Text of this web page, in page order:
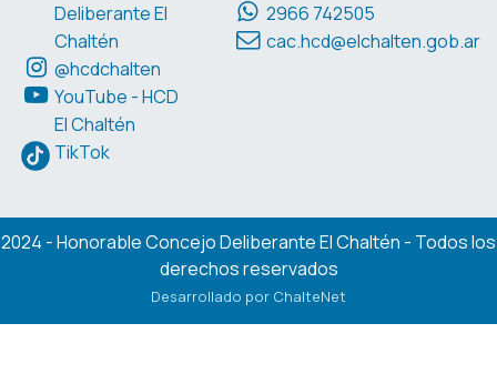
Deliberante El
Chaltén
@hcdchalten
YouTube - HCD
El Chaltén
TikTok
2966 742505
cac.hcd@elchalten.gob.ar
2024 - Honorable Concejo Deliberante El Chaltén - Todos los
derechos reservados
Desarrollado por ChalteNet